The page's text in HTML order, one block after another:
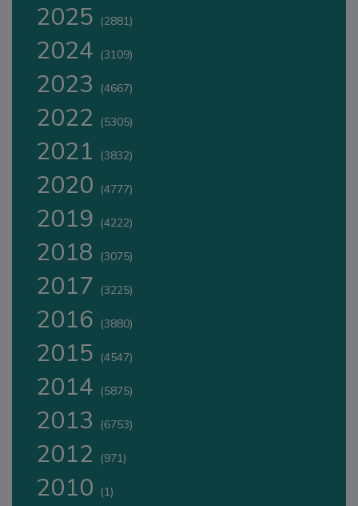
2025 (2881)
2024 (3109)
2023 (4667)
2022 (5305)
2021 (3832)
2020 (4777)
2019 (4222)
2018 (3075)
2017 (3225)
2016 (3880)
2015 (4547)
2014 (5875)
2013 (6753)
2012 (971)
2010 (1)